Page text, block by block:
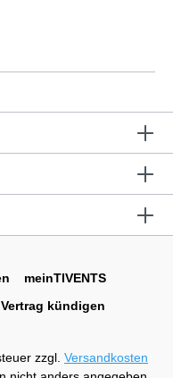
meinTIVENTS
Vertrag kündigen
zzgl. Versandkosten